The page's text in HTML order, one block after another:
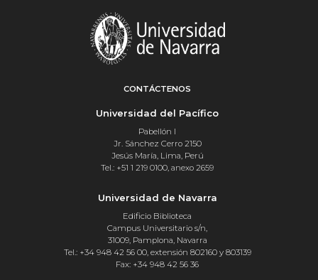
CONTÁCTENOS
Universidad del Pacífico
Pabellón I
Jr. Sánchez Cerro 2150
Jesús María, Lima, Perú
Tel.: +51 1 219 0100, anexo 2659
Universidad de Navarra
Edificio Biblioteca
Campus Universitario s/n,
31009, Pamplona, Navarra
Tel.: +34 948 42 56 00, extensión 802160 y 803139
Fax: +34 948 42 56 36